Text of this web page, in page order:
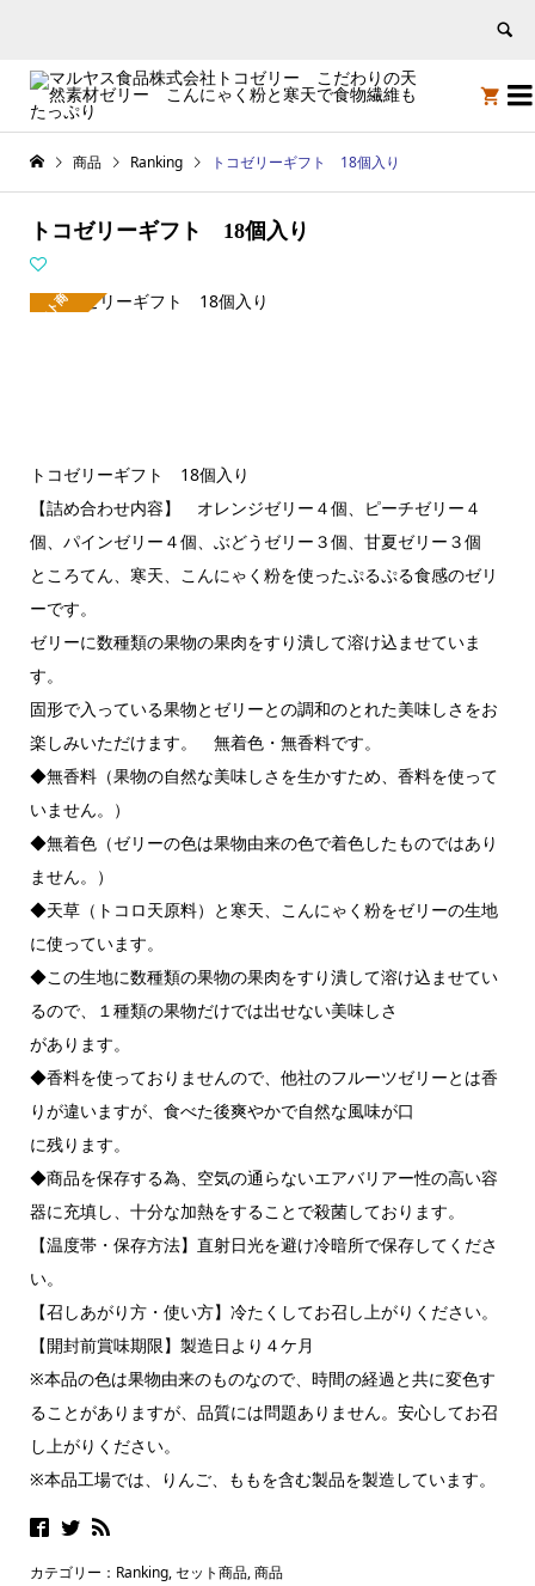

商品 Ranking トコゼリーギフト 18個入り
トコゼリーギフト 18個入り
セ
ッ
ト
商
トコゼリーギフト 18個入り
【詰め合わせ内容】 オレンジゼリー４個、ピーチゼリー４
個、パインゼリー４個、ぶどうゼリー３個、甘夏ゼリー３個
ところてん、寒天、こんにゃく粉を使ったぷるぷる食感のゼリ
ーです。
ゼリーに数種類の果物の果肉をすり潰して溶け込ませていま
す。
固形で入っている果物とゼリーとの調和のとれた美味しさをお
楽しみいただけます。 無着色・無香料です。
◆無香料（果物の自然な美味しさを生かすため、香料を使って
いません。）
◆無着色（ゼリーの色は果物由来の色で着色したものではあり
ません。）
◆天草（トコロ天原料）と寒天、こんにゃく粉をゼリーの生地
に使っています。
◆この生地に数種類の果物の果肉をすり潰して溶け込ませてい
るので、１種類の果物だけでは出せない美味しさ
があります。
◆香料を使っておりませんので、他社のフルーツゼリーとは香
りが違いますが、食べた後爽やかで自然な風味が口
に残ります。
◆商品を保存する為、空気の通らないエアバリアー性の高い容
器に充填し、十分な加熱をすることで殺菌しております。
【温度帯・保存方法】直射日光を避け冷暗所で保存してくださ
い。
【召しあがり方・使い方】冷たくしてお召し上がりください。
【開封前賞味期限】製造日より４ケ月
※本品の色は果物由来のものなので、時間の経過と共に変色す
ることがありますが、品質には問題ありません。安心してお召
し上がりください。
※本品工場では、りんご、ももを含む製品を製造しています。
カテゴリー： Ranking,セット商品,商品